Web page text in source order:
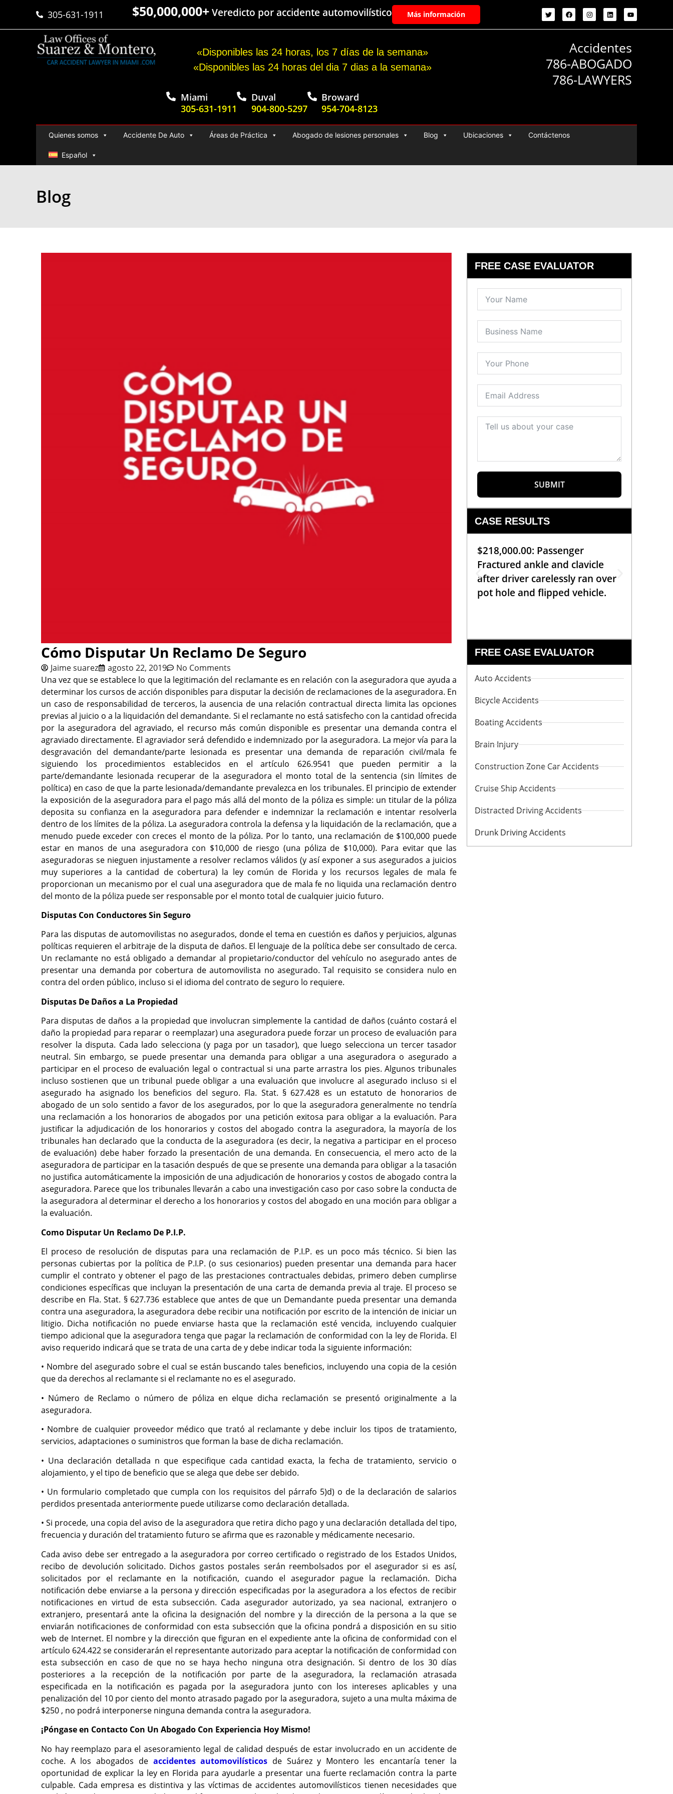
305-631-1911 $50,000,000+Veredicto por accidente automovilístico Más información
«Disponibles las 24 horas, los 7 días de la semana»
«Disponibles las 24 horas del dia 7 dias a la semana»
Miami
305-631-1911
Duval
904-800-5297
Broward
954-704-8123
Accidentes
786-ABOGADO
786-LAWYERS
Quienes somos Accidente De Auto Áreas de Práctica Abogado de lesiones personales Blog Ubicaciones Contáctenos
Español
Blog
Cómo Disputar Un Reclamo De Seguro
Jaime suarez agosto 22, 2019
No Comments
Una vez que se establece lo que la legitimación del reclamante es en relación con la aseguradora que ayuda a
determinar los cursos de acción disponibles para disputar la decisión de reclamaciones de la aseguradora. En
un caso de responsabilidad de terceros, la ausencia de una relación contractual directa limita las opciones
previas al juicio o a la liquidación del demandante. Si el reclamante no está satisfecho con la cantidad ofrecida
por la aseguradora del agraviado, el recurso más común disponible es presentar una demanda contra el
agraviado directamente. El agraviador será defendido e indemnizado por la aseguradora. La mejor vía para la
desgravación del demandante/parte lesionada es presentar una demanda de reparación civil/mala fe
siguiendo los procedimientos establecidos en el artículo 626.9541 que pueden permitir a la
parte/demandante lesionada recuperar de la aseguradora el monto total de la sentencia (sin límites de
política) en caso de que la parte lesionada/demandante prevalezca en los tribunales. El principio de extender
la exposición de la aseguradora para el pago más allá del monto de la póliza es simple: un titular de la póliza
deposita su confianza en la aseguradora para defender e indemnizar la reclamación e intentar resolverla
dentro de los límites de la póliza. La aseguradora controla la defensa y la liquidación de la reclamación, que a
menudo puede exceder con creces el monto de la póliza. Por lo tanto, una reclamación de $100,000 puede
estar en manos de una aseguradora con $10,000 de riesgo (una póliza de $10,000). Para evitar que las
aseguradoras se nieguen injustamente a resolver reclamos válidos (y así exponer a sus asegurados a juicios
muy superiores a la cantidad de cobertura) la ley común de Florida y los recursos legales de mala fe
proporcionan un mecanismo por el cual una aseguradora que de mala fe no liquida una reclamación dentro
del monto de la póliza puede ser responsable por el monto total de cualquier juicio futuro.
Disputas Con Conductores Sin Seguro
Para las disputas de automovilistas no asegurados, donde el tema en cuestión es daños y perjuicios, algunas
políticas requieren el arbitraje de la disputa de daños. El lenguaje de la política debe ser consultado de cerca.
Un reclamante no está obligado a demandar al propietario/conductor del vehículo no asegurado antes de
presentar una demanda por cobertura de automovilista no asegurado. Tal requisito se considera nulo en
contra del orden público, incluso si el idioma del contrato de seguro lo requiere.
Disputas De Daños a La Propiedad
Para disputas de daños a la propiedad que involucran simplemente la cantidad de daños (cuánto costará el
daño la propiedad para reparar o reemplazar) una aseguradora puede forzar un proceso de evaluación para
resolver la disputa. Cada lado selecciona (y paga por un tasador), que luego selecciona un tercer tasador
neutral. Sin embargo, se puede presentar una demanda para obligar a una aseguradora o asegurado a
participar en el proceso de evaluación legal o contractual si una parte arrastra los pies. Algunos tribunales
incluso sostienen que un tribunal puede obligar a una evaluación que involucre al asegurado incluso si el
asegurado ha asignado los beneficios del seguro. Fla. Stat. § 627.428 es un estatuto de honorarios de
abogado de un solo sentido a favor de los asegurados, por lo que la aseguradora generalmente no tendría
una reclamación a los honorarios de abogados por una petición exitosa para obligar a la evaluación. Para
justificar la adjudicación de los honorarios y costos del abogado contra la aseguradora, la mayoría de los
tribunales han declarado que la conducta de la aseguradora (es decir, la negativa a participar en el proceso
de evaluación) debe haber forzado la presentación de una demanda. En consecuencia, el mero acto de la
aseguradora de participar en la tasación después de que se presente una demanda para obligar a la tasación
no justifica automáticamente la imposición de una adjudicación de honorarios y costos de abogado contra la
aseguradora. Parece que los tribunales llevarán a cabo una investigación caso por caso sobre la conducta de
la aseguradora al determinar el derecho a los honorarios y costos del abogado en una moción para obligar a
la evaluación.
Como Disputar Un Reclamo De P.I.P.
El proceso de resolución de disputas para una reclamación de P.I.P. es un poco más técnico. Si bien las
personas cubiertas por la política de P.I.P. (o sus cesionarios) pueden presentar una demanda para hacer
cumplir el contrato y obtener el pago de las prestaciones contractuales debidas, primero deben cumplirse
condiciones específicas que incluyan la presentación de una carta de demanda previa al traje. El proceso se
describe en Fla. Stat. § 627.736 establece que antes de que un Demandante pueda presentar una demanda
contra una aseguradora, la aseguradora debe recibir una notificación por escrito de la intención de iniciar un
litigio. Dicha notificación no puede enviarse hasta que la reclamación esté vencida, incluyendo cualquier
tiempo adicional que la aseguradora tenga que pagar la reclamación de conformidad con la ley de Florida. El
aviso requerido indicará que se trata de una carta de y debe indicar toda la siguiente información:
• Nombre del asegurado sobre el cual se están buscando tales beneficios, incluyendo una copia de la cesión
que da derechos al reclamante si el reclamante no es el asegurado.
• Número de Reclamo o número de póliza en elque dicha reclamación se presentó originalmente a la
aseguradora.
• Nombre de cualquier proveedor médico que trató al reclamante y debe incluir los tipos de tratamiento,
servicios, adaptaciones o suministros que forman la base de dicha reclamación.
• Una declaración detallada n que especifique cada cantidad exacta, la fecha de tratamiento, servicio o
alojamiento, y el tipo de beneficio que se alega que debe ser debido.
• Un formulario completado que cumpla con los requisitos del párrafo 5)d) o de la declaración de salarios
perdidos presentada anteriormente puede utilizarse como declaración detallada.
• Si procede, una copia del aviso de la aseguradora que retira dicho pago y una declaración detallada del tipo,
frecuencia y duración del tratamiento futuro se afirma que es razonable y médicamente necesario.
Cada aviso debe ser entregado a la aseguradora por correo certificado o registrado de los Estados Unidos,
recibo de devolución solicitado. Dichos gastos postales serán reembolsados por el asegurador si es así,
solicitados por el reclamante en la notificación, cuando el asegurador pague la reclamación. Dicha
notificación debe enviarse a la persona y dirección especificadas por la aseguradora a los efectos de recibir
notificaciones en virtud de esta subsección. Cada asegurador autorizado, ya sea nacional, extranjero o
extranjero, presentará ante la oficina la designación del nombre y la dirección de la persona a la que se
enviarán notificaciones de conformidad con esta subsección que la oficina pondrá a disposición en su sitio
web de Internet. El nombre y la dirección que figuran en el expediente ante la oficina de conformidad con el
artículo 624.422 se considerarán el representante autorizado para aceptar la notificación de conformidad con
esta subsección en caso de que no se haya hecho ninguna otra designación. Si dentro de los 30 días
posteriores a la recepción de la notificación por parte de la aseguradora, la reclamación atrasada
especificada en la notificación es pagada por la aseguradora junto con los intereses aplicables y una
penalización del 10 por ciento del monto atrasado pagado por la aseguradora, sujeto a una multa máxima de
$250 , no podrá interponerse ninguna demanda contra la aseguradora.
¡Póngase en Contacto Con Un Abogado Con Experiencia Hoy Mismo!
No hay reemplazo para el asesoramiento legal de calidad después de estar involucrado en un accidente de
coche. A los abogados de accidentes automovilísticos de Suárez y Montero les encantaría tener la
oportunidad de explicar la ley en Florida para ayudarle a presentar una fuerte reclamación contra la parte
culpable. Cada empresa es distintiva y las víctimas de accidentes automovilísticos tienen necesidades que
FREE CASE EVALUATOR
SUBMIT
CASE RESULTS
$218,000.00: Passenger
Fractured ankle and clavicle
after driver carelessly ran over
pot hole and flipped vehicle.
FREE CASE EVALUATOR
Auto Accidents
Bicycle Accidents
Boating Accidents
Brain Injury
Construction Zone Car Accidents
Cruise Ship Accidents
Distracted Driving Accidents
Drunk Driving Accidents